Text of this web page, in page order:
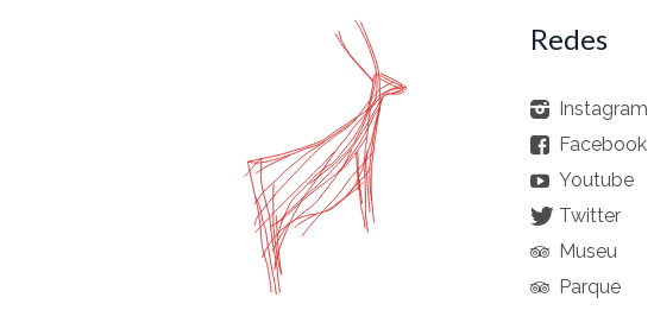
Redes
Instagram
Facebook
Youtube
Twitter
Museu
Parque